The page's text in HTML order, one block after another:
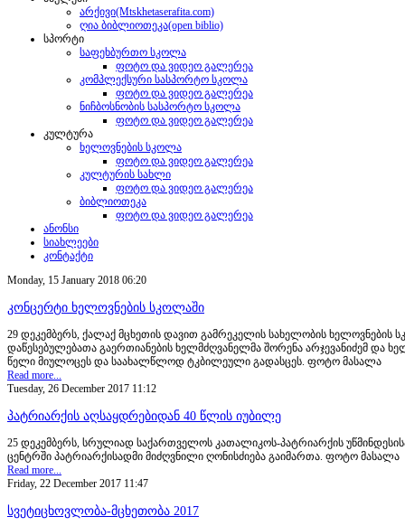
არქივი(Mtskhetaserafita.com)
ღია ბიბლიოთეკა(open biblio)
სპორტი
საფეხბურთო სკოლა
ფოტო და ვიდეო გალერეა
კომპლექსური სასპორტო სკოლა
ფოტო და ვიდეო გალერეა
ნიჩბოსნობის სასპორტო სკოლა
ფოტო და ვიდეო გალერეა
კულტურა
ხელოვნების სკოლა
ფოტო და ვიდეო გალერეა
კულტურის სახლი
ფოტო და ვიდეო გალერეა
ბიბლიოთეკა
ფოტო და ვიდეო გალერეა
ანონსი
სიახლეები
კონტაქტი
Monday, 15 January 2018 06:20
კონცერტი ხელოვნების სკოლაში
29 დეკემბერს, ქალაქ მცხეთის დავით გამრეკელის სახელობის
დაწესებულებათა გაერთიანების ხელმძღვანელმა შორენა არჯევანიძემ და
წელი მიულოცეს და საახალწლოდ ტკბილეული გადასცეს. ფოტო მასალა
Read more...
Tuesday, 26 December 2017 11:12
პატრიარქის აღსაყდრებიდან 40 წლის იუბილე
25 დეკემბერს, სრულიად საქართველოს კათალიკოს-პატრიარქის
ცენტრში პატრიარქისადმი მიძღვნილი ღონისძიება გაიმართა. ფოტო მასალა
Read more...
Friday, 22 December 2017 11:47
სვეტიცხოვლობა-მცხეთობა 2017